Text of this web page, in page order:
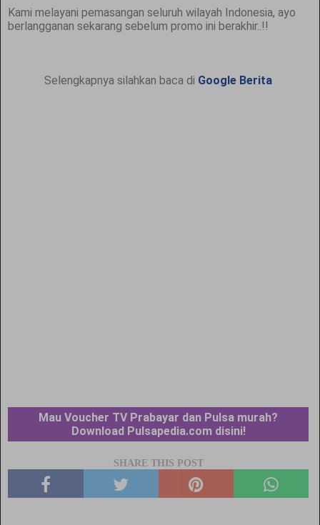
Kami melayani pemasangan seluruh wilayah Indonesia, ayo
berlangganan sekarang sebelum promo ini berakhir..!!
Selengkapnya silahkan baca di Google Berita
Mau Voucher TV Prabayar dan Pulsa murah?
Download Pulsapedia.com disini!
SHARE THIS POST